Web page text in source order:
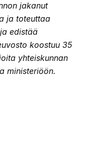
jakanut
ja toteuttaa
edistää
koostuu 35
yhteiskunnan
ministeriöön.